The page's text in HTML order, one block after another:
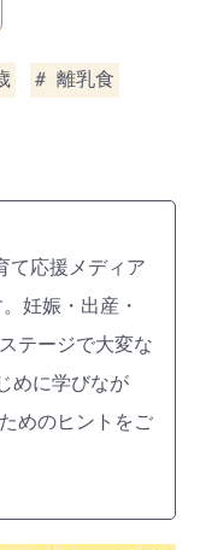
離乳食
て応援メディア
妊娠・出産・
テージで大変な
めに学びなが
めのヒントをご